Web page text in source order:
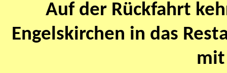
Auf der Rückfahrt
Engelskirchen in das